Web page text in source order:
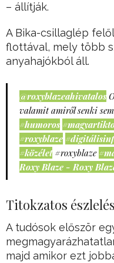
– állítják.
A Bika-csillaglép
flottával, mely több
anyahajókból áll.
@roxyblazeahivatalos
valamit amiről senki
#humoros
#roxyblaze
#közélet #roxyblaze
Roxy Blaze - Roxy
Titokzatos
A tudósok először
majd amikor ezt